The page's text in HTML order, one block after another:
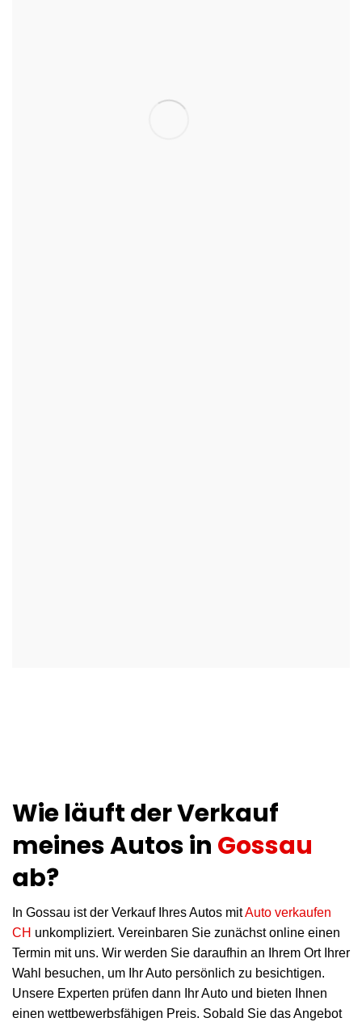
Wie läuft der Verkauf
meines Autos in Gossau
ab?
In Gossau ist der Verkauf Ihres Autos mitAuto verkaufen
CH unkompliziert. Vereinbaren Sie zunächst online einen
Termin mit uns. Wir werden Sie daraufhin an Ihrem Ort Ihrer
Wahl besuchen, um Ihr Auto persönlich zu besichtigen.
Unsere Experten prüfen dann Ihr Auto und bieten Ihnen
einen wettbewerbsfähigen Preis. Sobald Sie das Angebot